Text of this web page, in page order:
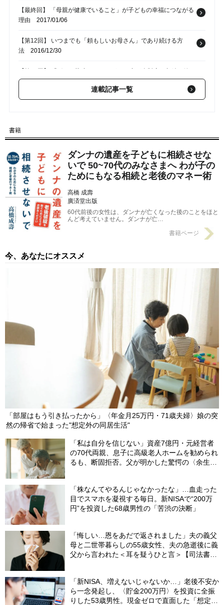
【最終回】 「母親が健康でいること」が子どもの幸福につながる
理由 2017/01/06
【第12回】 いつまでも「頼もしいお母さん」であり続ける方
法 2016/12/30
理すべき理由2016/12/23
【第10回】 夫亡き後、家族の「長」に妻が就任すべき理由
【第9回】 夫の全財産の相続で手に入れるべき「ストレスフリ
ー」な生活2016/12/09
連載記事一覧
書籍
ダンナの遺産を子どもに相続させな
いで 50~70代のみなさまへ わが子の
ためにもなる相続と老後のマネー術
高橋 成壽
廣済堂出版
60代前後の女性は、ダンナが亡くなった後のことをほと
んど考えていません。ダンナが亡…
書籍ページ
今、あなたにオススメ
「部屋はもう引き払ったから」〈年金月25万円・71歳夫婦〉娘の突
然の帰省で始まった"想定外の同居生活"
「私は自分を信じない」資産7億円・元経営者
の70代両親、息子に高級老人ホームを勧められ
るも、断固拒否。父が明かした驚愕の〈余生計
「株なんてやるんじゃなかったな」…血走った
目でスマホを凝視する毎日。新NISAで“200万
円”を投資した68歳男性の「苦渋の決断」
「悔しい…恩をあだで返されました」夫の義父
母と二世帯暮らしの55歳女性、夫の急逝後に義
父から言われた＜耳を疑うひと言＞【司法書士
「新NISA、増えないじゃないか…」老後不安か
ら一念発起し、〈貯金200万円〉を投資に全振
りした53歳男性。現金ゼロで直面した「想定外